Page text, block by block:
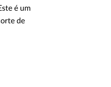
é um
de